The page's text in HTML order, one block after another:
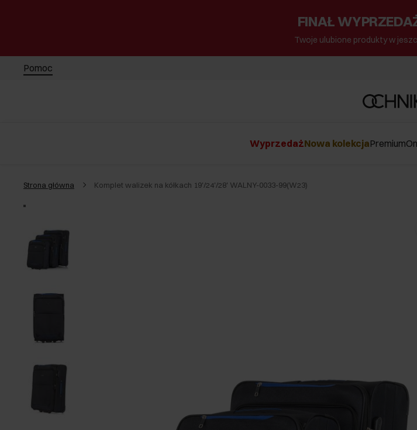
FINAŁ
Twoje ulubione produkty w
Pomoc
WyprzedażNowa kolekcjaPremium
Strona główna Komplet walizek na kółkach 19'/24'/28' WALNY-0033-99(W23)